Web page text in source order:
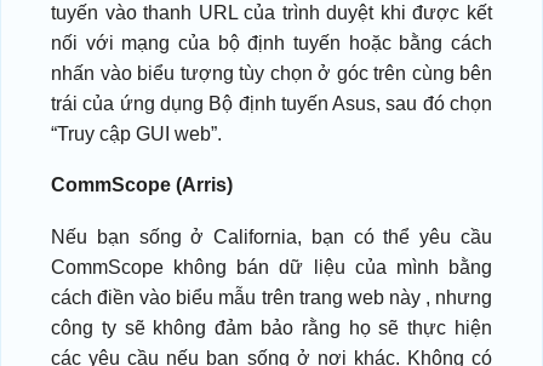
tuyến vào thanh URL của trình duyệt khi được kết
nối với mạng của bộ định tuyến hoặc bằng cách
nhấn vào biểu tượng tùy chọn ở góc trên cùng bên
trái của ứng dụng Bộ định tuyến Asus, sau đó chọn
“Truy cập GUI web”.
CommScope (Arris)
Nếu bạn sống ở California, bạn có thể yêu cầu
CommScope không bán dữ liệu của mình bằng
cách điền vào biểu mẫu trên trang web này , nhưng
công ty sẽ không đảm bảo rằng họ sẽ thực hiện
các yêu cầu nếu bạn sống ở nơi khác. Không có